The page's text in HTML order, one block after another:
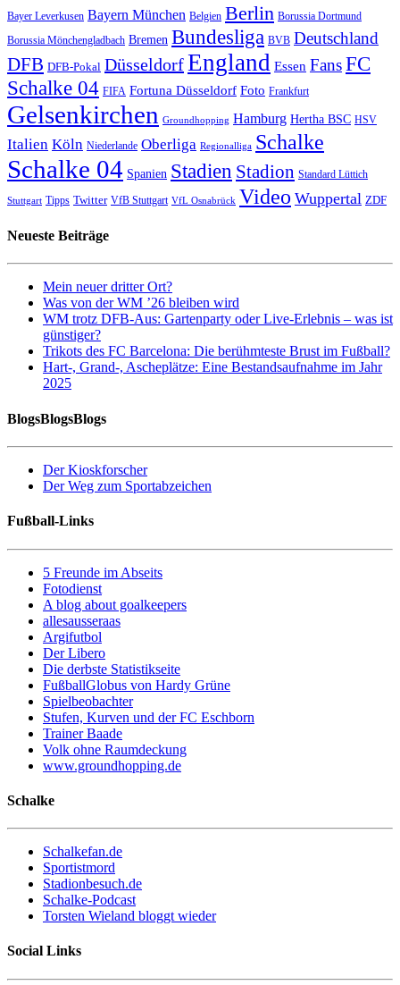
Bayer Leverkusen Bayern München Belgien Berlin Borussia Dortmund
Borussia Mönchengladbach Bremen Bundesliga BVB Deutschland
DFB DFB-Pokal DüsseldorfEngland Essen FansFC
Schalke 04 FIFA Fortuna Düsseldorf Foto Frankfurt
Gelsenkirchen Groundhopping Hamburg Hertha BSC HSV
Italien Köln Niederlande Oberliga Regionalliga Schalke
Schalke 04 Spanien Stadien Stadion Standard Lüttich
Stuttgart Tipps Twitter VfB Stuttgart VfL Osnabrück Video Wuppertal ZDF
Neueste Beiträge
Mein neuer dritter Ort?
Was von der WM ’26 bleiben wird
WM trotz DFB-Aus: Gartenparty oder Live-Erlebnis – was ist
günstiger?
Trikots des FC Barcelona: Die berühmteste Brust im Fußball?
Hart-, Grand-, Ascheplätze: Eine Bestandsaufnahme im Jahr
2025
BlogsBlogsBlogs
Der Kioskforscher
Der Weg zum Sportabzeichen
Fußball-Links
5 Freunde im Abseits
Fotodienst
A blog about goalkeepers
allesausseraas
Argifutbol
Der Libero
Die derbste Statistikseite
FußballGlobus von Hardy Grüne
Spielbeobachter
Stufen, Kurven und der FC Eschborn
Trainer Baade
Volk ohne Raumdeckung
www.groundhopping.de
Schalke
Schalkefan.de
Sportistmord
Stadionbesuch.de
Schalke-Podcast
Torsten Wieland bloggt wieder
Social Links